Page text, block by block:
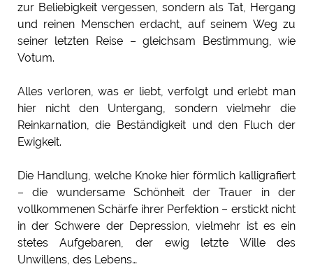
zur Beliebigkeit vergessen, sondern als Tat, Hergang
und reinen Menschen erdacht, auf seinem Weg zu
seiner letzten Reise – gleichsam Bestimmung, wie
Votum.
Alles verloren, was er liebt, verfolgt und erlebt man
hier nicht den Untergang, sondern vielmehr die
Reinkarnation, die Beständigkeit und den Fluch der
Ewigkeit.
Die Handlung, welche Knoke hier förmlich kalligrafiert
– die wundersame Schönheit der Trauer in der
vollkommenen Schärfe ihrer Perfektion – erstickt nicht
in der Schwere der Depression, vielmehr ist es ein
stetes Aufgebaren, der ewig letzte Wille des
Unwillens, des Lebens…